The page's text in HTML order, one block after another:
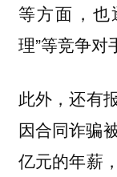
等方面，也
理”等竞争对
此外，还有
因合同诈骗
亿元的年薪